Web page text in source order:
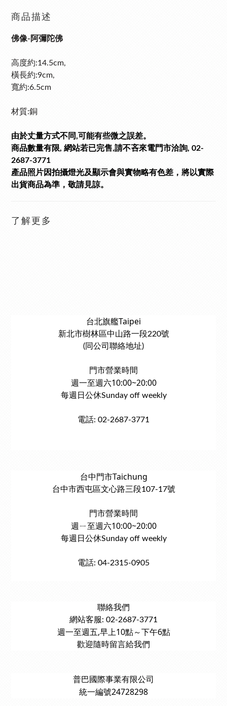
商品描述
佛像-阿彌陀佛
高度約:14.5cm,
橫長約:9cm,
寬約:6.5cm
材質:銅
由於丈量方式不同,可能有些微之誤差。
商品數量有限, 網站若已完售,請不吝來電門市洽詢, 02-
2687-3771
產品照片因拍攝燈光及顯示會與實物略有色差，將以實際
出貨商品為準，敬請見諒。
了解更多
台北旗艦Taipei
新北市樹林區中山路一段220號
(同公司聯絡地址)
門市營業時間
週一至週六10:00~20:00
每週日公休Sunday off weekly
電話: 02-2687-3771
台中門市Taichung
台中市西屯區文心路三段107-17號
門市營業時間
週ㄧ至週六10:00~20:00
每週日公休Sunday off weekly
電話: 04-2315-0905
聯絡我們
網站客服: 02-2687-3771
週一至週五,早上10點～下午6點
歡迎隨時留言給我們
普巴國際事業有限公司
統一編號24728298